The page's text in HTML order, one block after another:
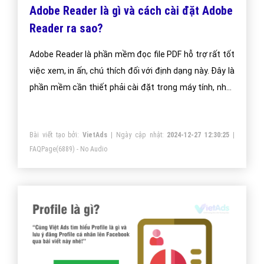
Adobe Reader là gì và cách cài đặt Adobe
Reader ra sao?
Adobe Reader là phần mềm đọc file PDF hỗ trợ rất tốt
việc xem, in ấn, chú thích đối với định dạng này. Đây là
phần mềm cần thiết phải cài đặt trong máy tính, nhất
Bài viết tạo bởi:VietAds | Ngày cập nhật: 2024-12-27 12:30:25 |
FAQPage(6889) - No Audio